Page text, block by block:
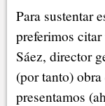
Para sustentar
preferimos
Sáez, director
(por tanto)
presentamos